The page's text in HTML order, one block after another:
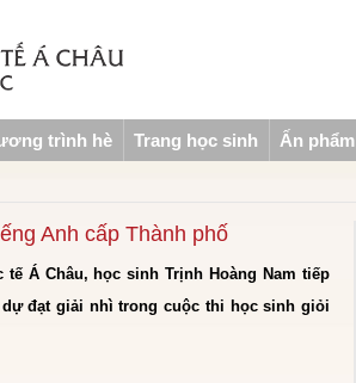
trình hè Trang học sinh Ấn phẩm
Anh cấp Thành phố
Á Châu, học sinh Trịnh Hoàng Nam tiếp
đạt giải nhì trong cuộc thi học sinh giỏi